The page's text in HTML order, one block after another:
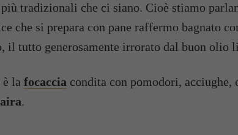
tradizionali che ci siano. Cioè stiamo
che si prepara con pane raffermo bagnato
il tutto generosamente irrorato dal buon olio
la focaccia condita con pomodori, acciughe,
.